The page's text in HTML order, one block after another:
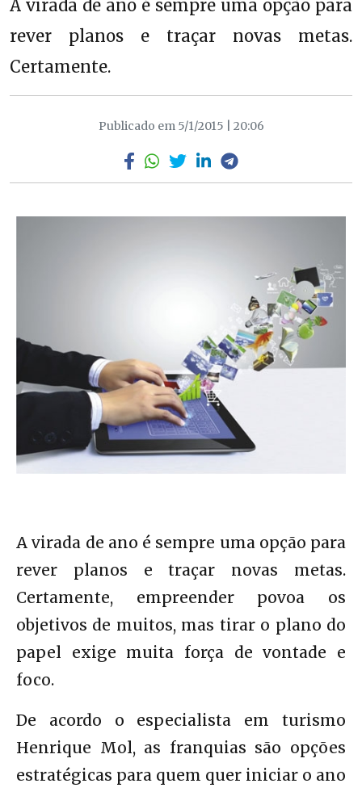
A virada de ano é sempre uma opção para
rever planos e traçar novas metas.
Certamente.
Publicado em 5/1/2015 | 20:06
A virada de ano é sempre uma opção para
rever planos e traçar novas metas.
Certamente, empreender povoa os
objetivos de muitos, mas tirar o plano do
papel exige muita força de vontade e
foco.
De acordo o especialista em turismo
Henrique Mol, as franquias são opções
estratégicas para quem quer iniciar o ano